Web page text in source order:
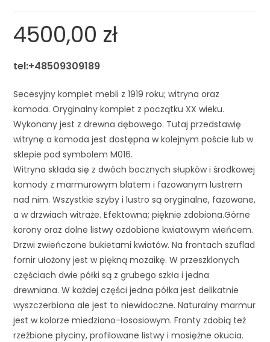
4500,00 zł
tel:+48509309189
Secesyjny komplet mebli z 1919 roku; witryna oraz
komoda. Oryginalny komplet z początku XX wieku.
Wykonany jest z drewna dębowego. Tutaj przedstawię
witrynę a komoda jest dostępna w kolejnym poście lub w
sklepie pod symbolem M016.
Witryna składa się z dwóch bocznych słupków i środkowej
komody z marmurowym blatem i fazowanym lustrem
nad nim. Wszystkie szyby i lustro są oryginalne, fazowane,
a w drzwiach witraże. Efektowna; pięknie zdobiona.Górne
korony oraz dolne listwy ozdobione kwiatowym wieńcem.
Drzwi zwieńczone bukietami kwiatów. Na frontach szuflad
fornir ułożony jest w piękną mozaikę. W przeszklonych
częściach dwie półki są z grubego szkła i jedna
drewniana. W każdej części jedna półka jest delikatnie
wyszczerbiona ale jest to niewidoczne. Naturalny marmur
jest w kolorze miedziano-łososiowym. Fronty zdobią też
rzeźbione płyciny, profilowane listwy i mosiężne okucia.